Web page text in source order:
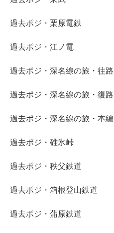
過去ポジ・栗原電鉄
過去ポジ・江ノ電
過去ポジ・深名線の旅・往路
過去ポジ・深名線の旅・復路
過去ポジ・深名線の旅・本編
過去ポジ・碓氷峠
過去ポジ・秩父鉄道
過去ポジ・箱根登山鉄道
過去ポジ・蒲原鉄道